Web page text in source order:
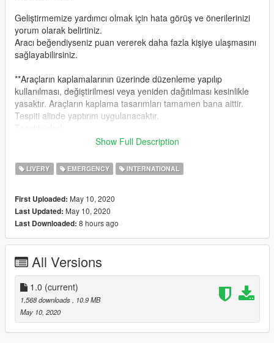
Geliştirmemize yardımcı olmak için hata görüş ve önerilerinizi
yorum olarak belirtiniz.
Aracı beğendiyseniz puan vererek daha fazla kişiye ulaşmasını
sağlayabilirsiniz.
**Araçların kaplamalarının üzerinde düzenleme yapılıp
kullanılması, değiştirilmesi veya yeniden dağıtılması kesinlikle
yasaktır. Araçların kaplama tasarımları tamamen bana aittir.
Tespiti alinde yaptırım uygulanacaktır.
Upload the vehicle files to the directory below.
V\mods\update\x64\dlcpacks\patchday3ng\dlc.rpf\x64\levels\gt
a5\vehicles.rpf
Please indicate your comments and suggestions in order to
If you like the vehicle, you can give points to reach more
people.
** It is strictly forbidden to edit, use, change or redistribute the
coatings of the vehicles. The coating designs of the vehicles
are completely mine. Sanctions will be imposed upon detection.
Thanks!
Show Full Description
LIVERY EMERGENCY INTERNATIONAL
First Uploaded: May 10, 2020
Last Updated: May 10, 2020
Last Downloaded: 8 hours ago
All Versions
1.0 (current)
1,568 downloads
, 10.9 MB
May 10, 2020